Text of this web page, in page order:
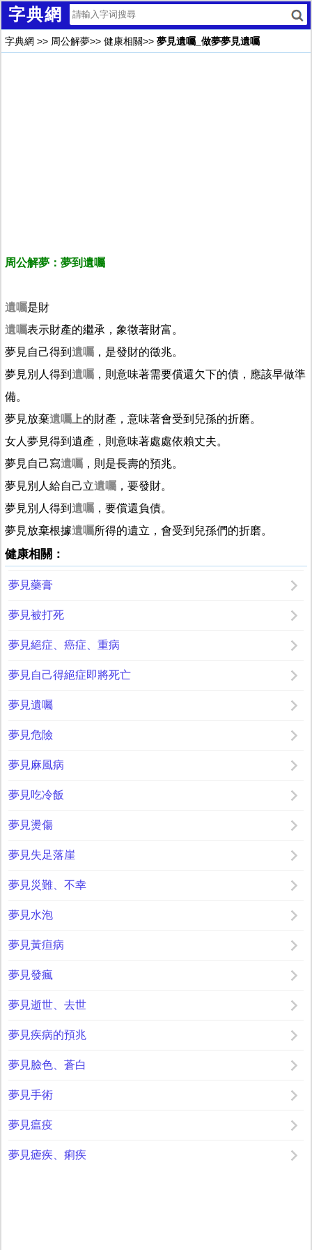
字典網
字典網 >> 周公解夢>> 健康相關>> 夢見遺囑_做夢夢見遺囑
周公解夢：夢到遺囑
遺囑是財
遺囑表示財產的繼承，象徵著財富。
夢見自己得到 遺囑 ，是發財的徵兆。
夢見別人得到 遺囑 ，則意味著需要償還欠下的債，應該早做準
備。
夢見放棄遺囑 上的財產，意味著會受到兒孫的折磨。
女人夢見得到遺產，則意味著處處依賴丈夫。
夢見自己寫遺囑 ，則是長壽的預兆。
夢見別人給自己立遺囑 ，要發財。
夢見別人得到 遺囑 ，要償還負債。
夢見放棄根據遺囑所得的遺立，會受到兒孫們的折磨。
健康相關：
夢見藥膏
夢見被打死
夢見絕症、癌症、重病
夢見自己得絕症即將死亡
夢見遺囑
夢見危險
夢見麻風病
夢見吃冷飯
夢見燙傷
夢見失足落崖
夢見災難、不幸
夢見水泡
夢見黃疸病
夢見發瘋
夢見逝世、去世
夢見疾病的預兆
夢見臉色、蒼白
夢見手術
夢見瘟疫
夢見瘧疾、痢疾